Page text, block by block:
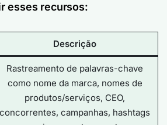
esses recursos:
Descrição
Rastreamento de palavras-chave
como nome da marca, nomes de
produtos/serviços, CEO,
concorrentes, campanhas, hashtags